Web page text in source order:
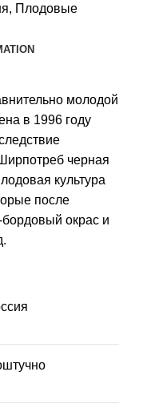
, Плодовые
молодой
в 1996 году
черная
культура
после
окрас и